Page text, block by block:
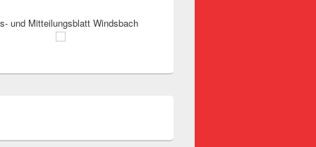
und Mitteilungsblatt Windsbach